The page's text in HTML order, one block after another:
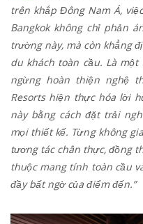
trên khắp Đông Nam Á,
Bangkok không chỉ phản
trường này, mà còn khẳng
du khách toàn cầu. Là
ngừng hoàn thiện nghệ
Resorts hiện thực hóa lời
này bằng cách đặt trải
mọi thiết kế. Từng không
tương tác chân thực, đồng
thuộc mang tính toàn cầu
đầy bất ngờ của điểm đến.”